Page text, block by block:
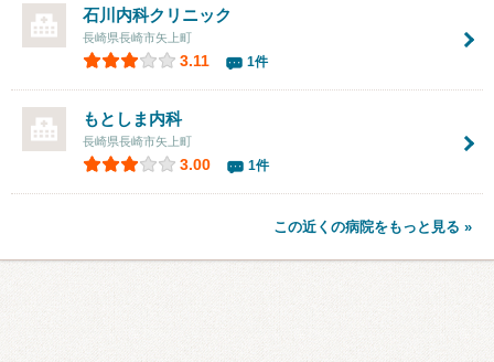
石川内科クリニック
長崎県長崎市矢上町
3.11 1件
もとしま内科
長崎県長崎市矢上町
3.00 1件
この近くの病院をもっと見る »